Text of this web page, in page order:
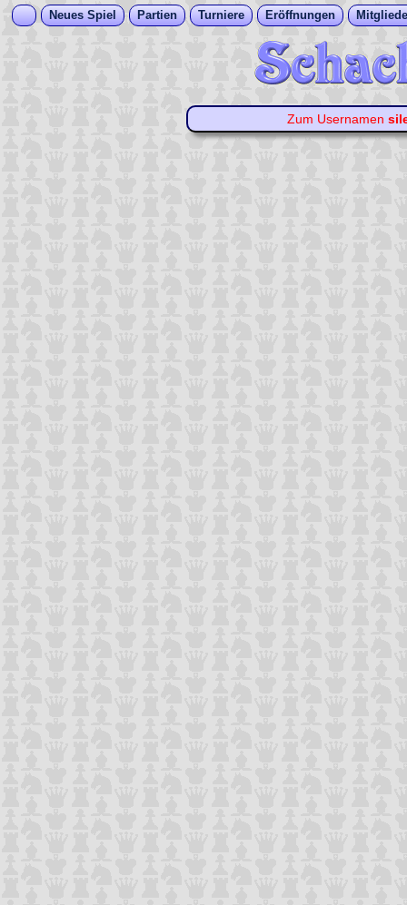
Neues Spiel Partien Turniere Eröffnungen
Zum Usernamen